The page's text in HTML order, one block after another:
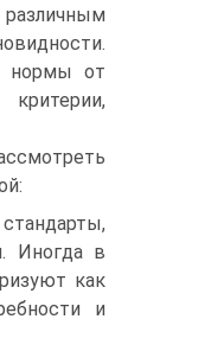
нормы от
Иногда в
как
и